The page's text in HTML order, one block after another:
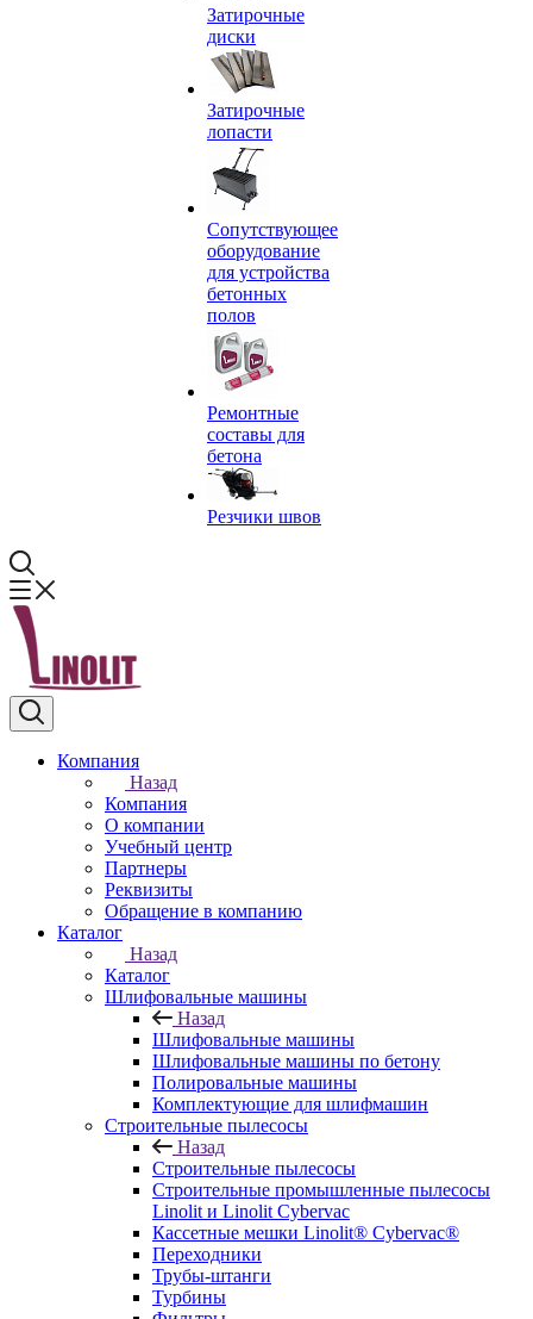
Затирочные
диски
Затирочные
лопасти
Сопутствующее
оборудование
для устройства
бетонных
полов
Ремонтные
составы для
бетона
Резчики швов
Компания
Назад
Компания
О компании
Учебный центр
Партнеры
Реквизиты
Обращение в компанию
Каталог
Назад
Каталог
Шлифовальные машины
Назад
Шлифовальные машины
Шлифовальные машины по бетону
Полировальные машины
Комплектующие для шлифмашин
Строительные пылесосы
Назад
Строительные пылесосы
Строительные промышленные пылесосы
Linolit и Linolit Cybervac
Кассетные мешки Linolit® Cybervac®
Переходники
Трубы-штанги
Турбины